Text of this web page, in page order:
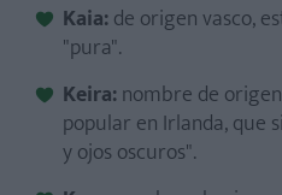
Kaia:de origen vasco,
"pura".
Keira:nombre de
popular en Irlanda, que
y ojos oscuros".